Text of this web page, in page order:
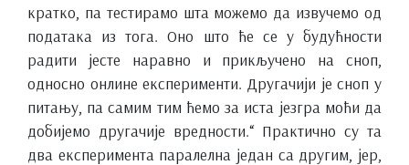
кратко, па тестирамо шта можемо да извучемо од
података из тога. Оно што ће се у будућности
радити јесте наравно и прикључено на сноп,
односно онлине експерименти. Другачији је сноп у
питању, па самим тим ћемо за иста језгра моћи да
добијемо другачије вредности.“ Практично су та
два експеримента паралелна један са другим, јер,